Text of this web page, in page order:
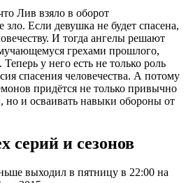
Лив взяло в оборот
зло. Если девушка не будет спасена,
И тогда ангелы решают
грехами прошлого,
у него есть не только роль
спасения человечества. А потому
придётся не только привычно
но и осваивать навыки обороны от
серий и сезонов
выходил в пятницу в 22:00 на